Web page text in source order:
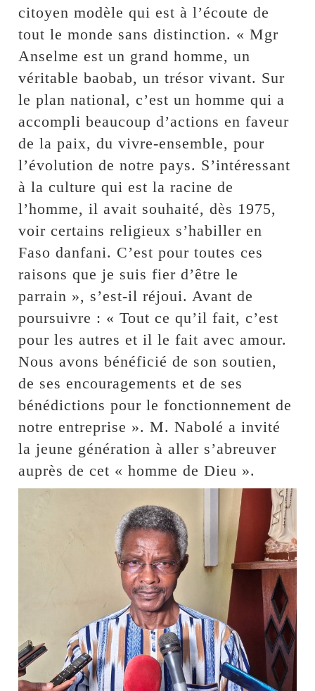
citoyen modèle qui est à l’écoute de
tout le monde sans distinction. « Mgr
Anselme est un grand homme, un
véritable baobab, un trésor vivant. Sur
le plan national, c’est un homme qui a
accompli beaucoup d’actions en faveur
de la paix, du vivre-ensemble, pour
l’évolution de notre pays. S’intéressant
à la culture qui est la racine de
l’homme, il avait souhaité, dès 1975,
voir certains religieux s’habiller en
Faso danfani. C’est pour toutes ces
raisons que je suis fier d’être le
parrain », s’est-il réjoui. Avant de
poursuivre : « Tout ce qu’il fait, c’est
pour les autres et il le fait avec amour.
Nous avons bénéficié de son soutien,
de ses encouragements et de ses
bénédictions pour le fonctionnement de
notre entreprise ». M. Nabolé a invité
la jeune génération à aller s’abreuver
auprès de cet « homme de Dieu ».